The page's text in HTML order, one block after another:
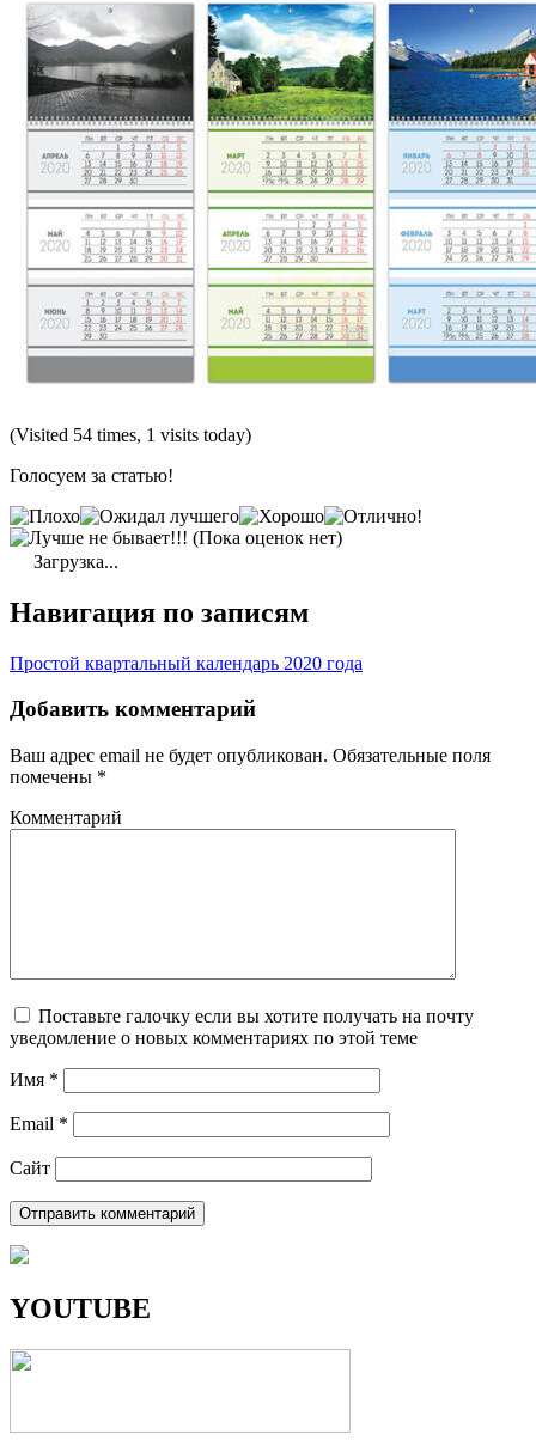
(Visited 54 times, 1 visits today)
Голосуем за статью!
(Пока оценок нет)
Загрузка...
Навигация по записям
Простой квартальный календарь 2020 года
Добавить комментарий
Ваш адрес email не будет опубликован. Обязательные поля
помечены *
Комментарий
Поставьте галочку если вы хотите получать на почту
уведомление о новых комментариях по этой теме
Имя *
Email *
Сайт
YOUTUBE